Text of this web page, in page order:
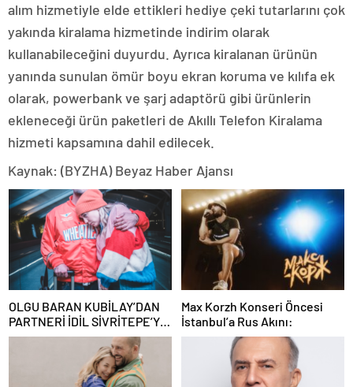
alım hizmetiyle elde ettikleri hediye çeki tutarlarını çok
yakında kiralama hizmetinde indirim olarak
kullanabileceğini duyurdu. Ayrıca kiralanan ürünün
yanında sunulan ömür boyu ekran koruma ve kılıfa ek
olarak, powerbank ve şarj adaptörü gibi ürünlerin
ekleneceği ürün paketleri de Akıllı Telefon Kiralama
hizmeti kapsamına dahil edilecek.
Kaynak: (BYZHA) Beyaz Haber Ajansı
OLGU BARAN KUBİLAY’DAN
PARTNERİ İDİL SİVRİTEPE’YE
ÖVGÜ DOLU SÖZLER!
Max Korzh Konseri Öncesi
İstanbul’a Rus Akını: